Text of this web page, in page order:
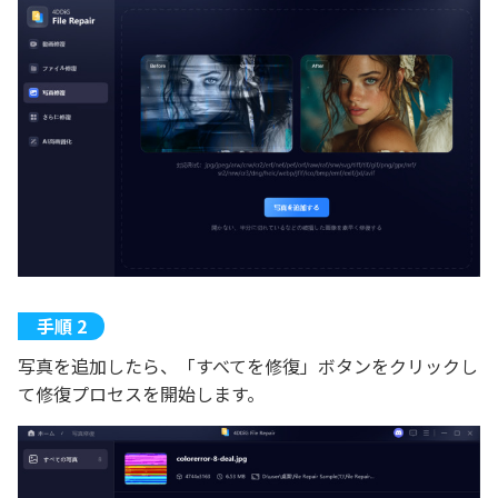
写真を追加したら、「すべてを修復」ボタンをクリックし
て修復プロセスを開始します。